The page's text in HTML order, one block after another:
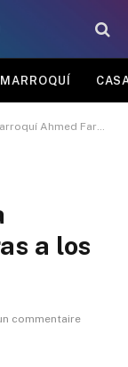
Faras a los 78 años
a los
commentaire